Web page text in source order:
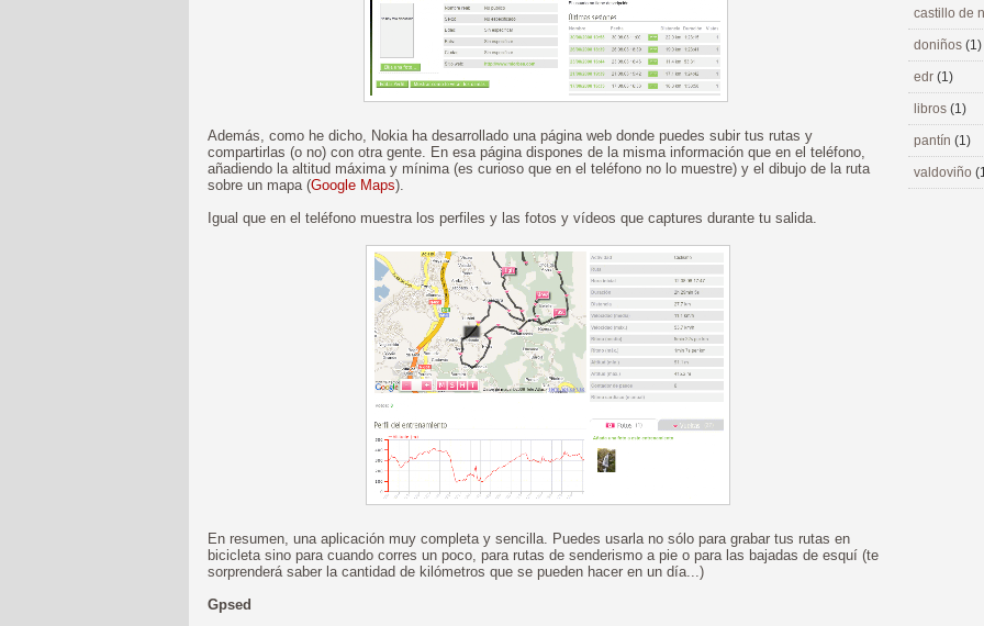
Además, como he dicho, Nokia ha desarrollado una página web donde puedes subir tus rutas y
compartirlas (o no) con otra gente. En esa página dispones de la misma información que en el teléfono,
añadiendo la altitud máxima y mínima (es curioso que en el teléfono no lo muestre) y el dibujo de la ruta
sobre un mapa (Google Maps).
Igual que en el teléfono muestra los perfiles y las fotos y vídeos que captures durante tu salida.
En resumen, una aplicación muy completa y sencilla. Puedes usarla no sólo para grabar tus rutas en
bicicleta sino para cuando corres un poco, para rutas de senderismo a pie o para las bajadas de esquí (te
sorprenderá saber la cantidad de kilómetros que se pueden hacer en un día...)
Gpsed
castillo de
doniños (1)
edr (1)
libros (1)
pantín (1)
valdoviño